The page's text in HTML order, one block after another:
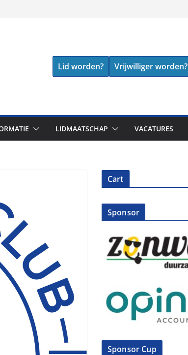
Lid worden? Vrijwilliger worden?
LIDMAATSCHAP VACATURES
Cart
Sponsor
Sponsor Cup